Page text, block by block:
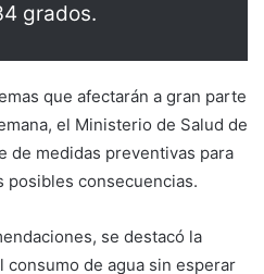
grados.
que afectarán a gran parte
el Ministerio de Salud de
de medidas preventivas para
posibles consecuencias.
se destacó la
consumo de agua sin esperar